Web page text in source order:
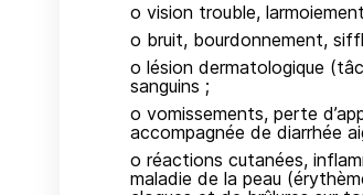
o vision trouble,
o bruit, bourdonnement,
o lésion dermatologique
sanguins ;
o vomissements, perte
accompagnée de diarrhée
o réactions cutanées,
maladie de la peau